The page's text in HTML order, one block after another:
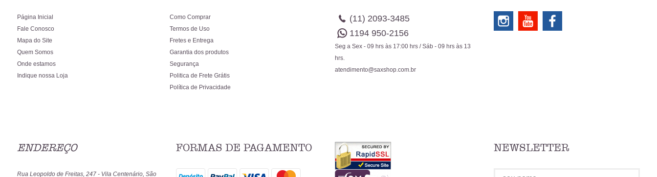
Página Inicial
Fale Conosco
Mapa do Site
Quem Somos
Onde estamos
Indique nossa Loja
Como Comprar
Termos de Uso
Fretes e Entrega
Garantia dos produtos
Segurança
Politica de Frete Grátis
Política de Privacidade
(11) 2093-3485
1194 950-2156
Seg a Sex - 09 hrs às 17:00 hrs / Sáb - 09 hrs às 13
hrs.
atendimento@saxshop.com.br
ENDEREÇO
Rua Leopoldo de Freitas, 247 - Vila Centenário, São
FORMAS DE PAGAMENTO NEWSLETTER